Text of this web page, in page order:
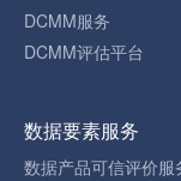
DCMM服务
DCMM评估平台
数据要素服务
数据产品可信评价服